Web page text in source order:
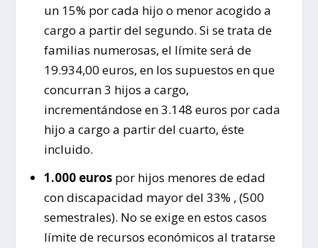
un 15% por cada hijo o menor acogido a
cargo a partir del segundo. Si se trata de
familias numerosas, el límite será de
19.934,00 euros, en los supuestos en que
concurran 3 hijos a cargo,
incrementándose en 3.148 euros por cada
hijo a cargo a partir del cuarto, éste
incluido.
1.000 euros por hijos menores de edad
con discapacidad mayor del 33% , (500
semestrales). No se exige en estos casos
límite de recursos económicos al tratarse